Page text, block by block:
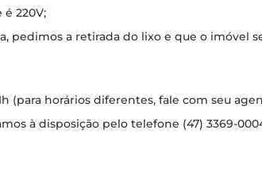
220V;
pedimos a retirada do lixo e que o imóvel
(para horários diferentes, fale com seu
à disposição pelo telefone (47) 3369-